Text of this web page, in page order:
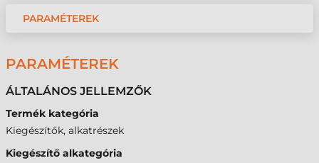
PARAMÉTEREK
PARAMÉTEREK
ÁLTALÁNOS JELLEMZŐK
Termék kategória
Kiegészítők, alkatrészek
Kiegészítő alkategória